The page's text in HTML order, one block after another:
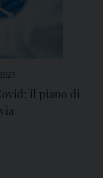
il piano di